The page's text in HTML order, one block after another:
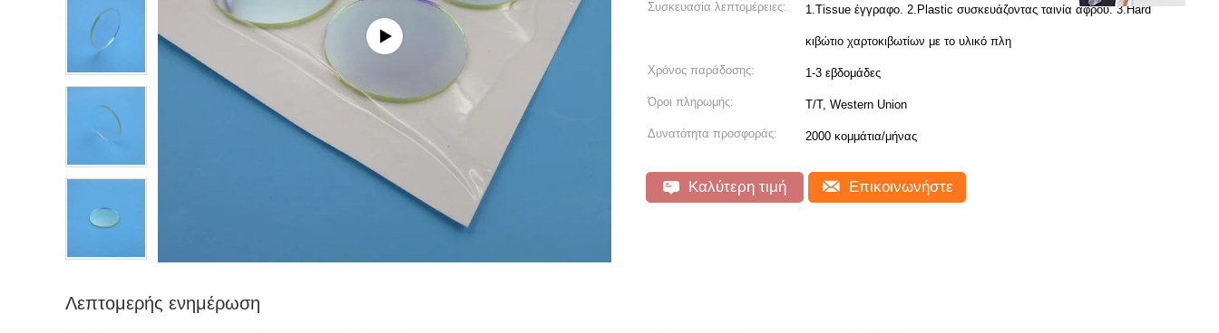
Συσκευασία λεπτομέρειες: 1.Tissue έγγραφο. 2.Plastic συσκευάζοντας ταινία αφρού. 3.Hard
κιβώτιο χαρτοκιβωτίων με το υλικό πλη
Χρόνος παράδοσης: 1-3 εβδομάδες
Όροι πληρωμής: T/T, Western Union
Δυνατότητα προσφοράς: 2000 κομμάτια/μήνας
Καλύτερη τιμή Επικοινωνήστε
Λεπτομερής ενημέρωση